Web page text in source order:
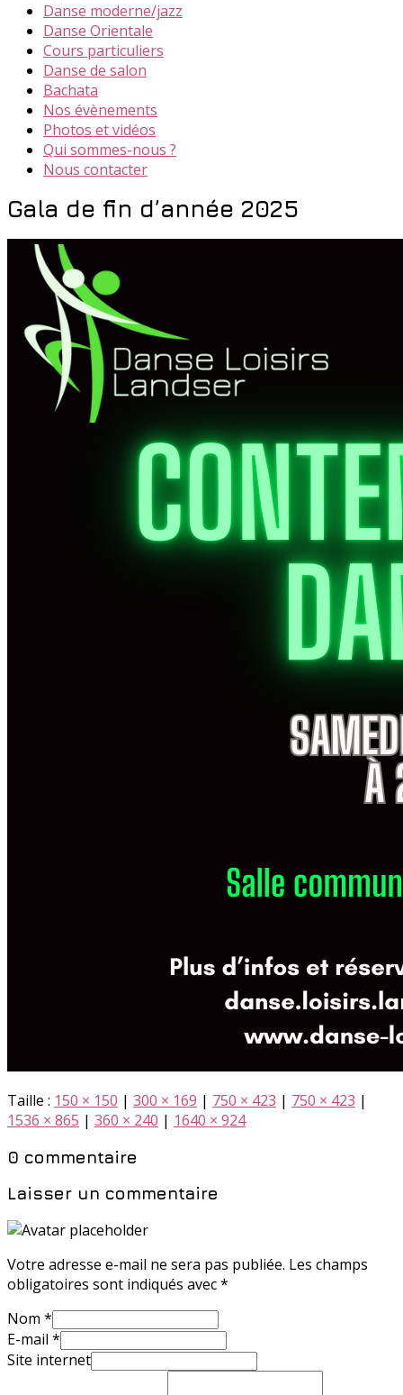
Danse moderne/jazz
Danse Orientale
Cours particuliers
Danse de salon
Bachata
Nos évènements
Photos et vidéos
Qui sommes-nous ?
Nous contacter
Gala de fin d’année 2025
Taille : 150 × 150 | 300 × 169 | 750 × 423 | 750 × 423 |
1536 × 865 | 360 × 240 | 1640 × 924
0 commentaire
Laisser un commentaire
Votre adresse e-mail ne sera pas publiée. Les champs
obligatoires sont indiqués avec*
Nom *
E-mail *
Site internet